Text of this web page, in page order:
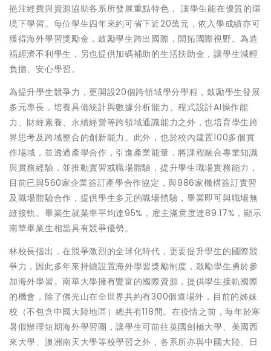
挹注經費與資源協助各系所發展重點特色， 讓學生能在優質的環
境下學習。每位學生四年來約可省下近20萬元，依入學成績亦可
獲得海外學習獎勵金，鼓勵學生跨出國際，開拓國際視野。為造
福經濟不利學生，另也提供加碼補助的生活扶助金，讓學生減輕
負擔、安心學習。
為提升學生競爭力，更開設20個跨領域學分學程，鼓勵學生發展
多元專長，培養具備統計與數據分析能力、程式設計AI操作能
力、財經素養、永續經營等跨領域通識能力之外，也培育學生跨
界思考及跨域整合的創新能力。此外，也於校內建置100多個實
作場域，並透過產學合作，引進產業能量，將課程融合專業知識
與實務經驗，並推動實習或職場體驗，提升學生職場實務能力，
目前已與560家企業簽訂產學合作協定，與986家機構簽訂實習
及職場體驗合作，提供學生多元的職場體驗，畢業即可與職場無
縫接軌。畢業生就業率平均達95%，雇主滿意度達89.17%，顯示
南華畢業生相當具有競爭優勢。
林校長指出，在競爭激烈的全球化時代，更要提升學生的國際競
爭力，因此多年來持續設置海外學習獎勵制度，鼓勵學生勇於參
加海外學習。南華大學擁有豐富的國際資源，提供學生接軌國際
的機會，除了佛光山在全世界共約有300個道場外，目前的姊妹
校（不包含中國大陸地區）總共有118間。在疫情之前，每年於寒
暑假辦理短期海外學習團，讓學生可前往英國劍橋大學、美國西
來大學、澳洲南天大學等校學習之外，各系所亦與中國大陸、日